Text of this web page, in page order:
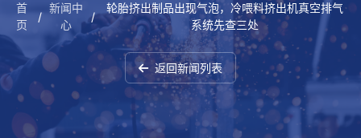
首
页
/
新闻中
心
/
轮胎挤出制品出现气泡，冷喂料挤出机真空排气
系统先查三处
返回新闻列表